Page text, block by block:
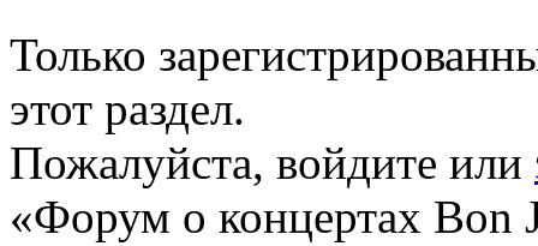
Только
этот раздел.
Пожалуйста, войдите или
«Форум о концертах Bon